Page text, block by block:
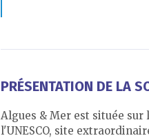
PRÉSENTATION DE LA
Algues & Mer est située
l'UNESCO, site